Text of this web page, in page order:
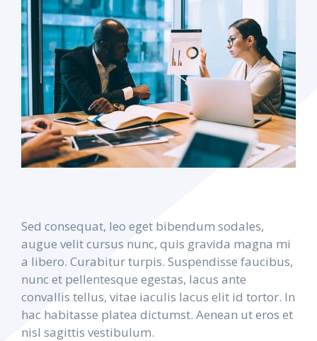
Sed consequat, leo eget bibendum sodales,
augue velit cursus nunc, quis gravida magna mi
a libero. Curabitur turpis. Suspendisse faucibus,
nunc et pellentesque egestas, lacus ante
convallis tellus, vitae iaculis lacus elit id tortor. In
hac habitasse platea dictumst. Aenean ut eros et
nisl sagittis vestibulum.